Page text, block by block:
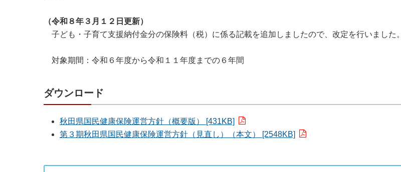
（令和８年３月１２日更新）
子ども・子育て支援納付金分の保険料（税）に係る記載を追加しましたので、改定を行いました。
対象期間：令和６年度から令和１１年度までの６年間
ダウンロード
秋田県国民健康保険運営方針（概要版） [431KB]
第３期秋田県国民健康保険運営方針（見直し）（本文） [2548KB]